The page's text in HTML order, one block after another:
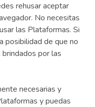
rehusar aceptar
No necesitas
las Plataformas. Si
posibilidad de que no
por las
necesarias y
y puedas